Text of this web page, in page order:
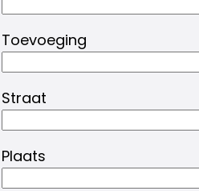
Toevoeging
Straat
Plaats